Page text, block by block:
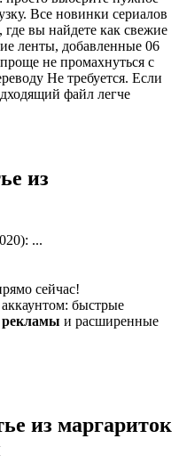
Все новинки сериалов
где вы найдете как свежие
ленты, добавленные 06
не промахнуться с
Не требуется. Если
файл легче
из
...
сейчас!
быстрые
рекламы и расширенные
из маргариток